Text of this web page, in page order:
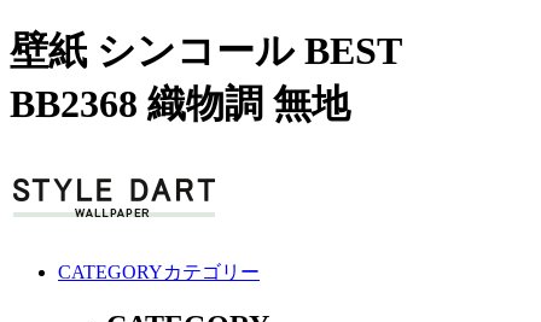
壁紙 シンコール BEST
BB2368 織物調 無地
CATEGORYカテゴリー